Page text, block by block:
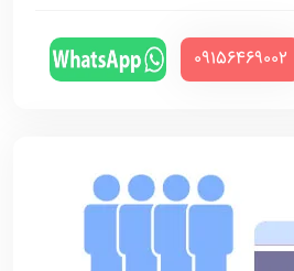
‪09156469002‬